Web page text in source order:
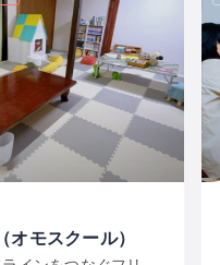
モスクール）